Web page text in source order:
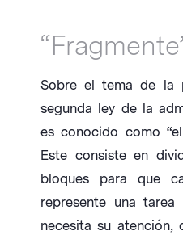
Sobre el tema de la
segunda ley de la
es conocido como
Este consiste en
bloques para que
represente una
necesita su